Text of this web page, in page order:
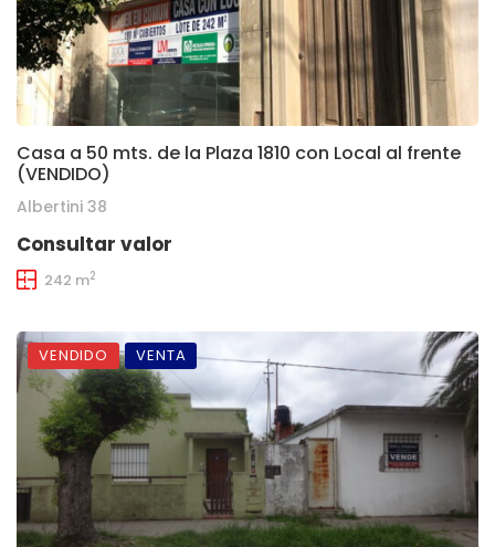
Casa a 50 mts. de la Plaza 1810 con Local al frente
(VENDIDO)
Albertini 38
Consultar valor
242 m2
VENDIDO VENTA